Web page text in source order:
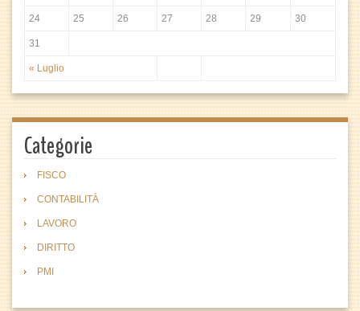
« Luglio
24 25 26 27 28 29 30
31
Categorie
FISCO
CONTABILITÀ
LAVORO
DIRITTO
PMI